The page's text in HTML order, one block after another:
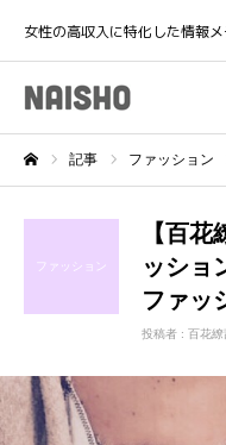
女性の高収入に特化した情報
記事 ファッション
ファッション
【百
ッショ
ファッ
投稿者 : 百花繚